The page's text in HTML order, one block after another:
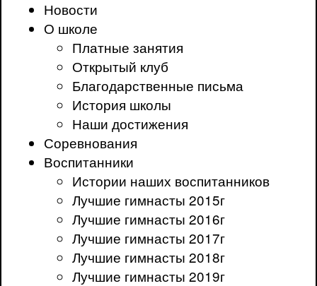
Новости
О школе
Платные занятия
Открытый клуб
Благодарственные письма
История школы
Наши достижения
Соревнования
Воспитанники
Истории наших воспитанников
Лучшие гимнасты 2015г
Лучшие гимнасты 2016г
Лучшие гимнасты 2017г
Лучшие гимнасты 2018г
Лучшие гимнасты 2019г